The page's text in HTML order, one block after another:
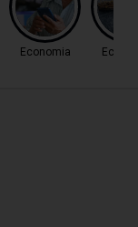
Economia